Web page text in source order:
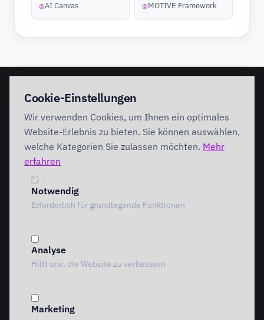
◎AI Canvas ◎MOTIVE Framework
Discovery Workshop
Förderung
INTERVENTION
AI Intervention
AI Governance
Foundation
Performing
Branchenlösungen
Special Governance
AI Canvas
TRIARDIS-Methode
Cookie-Einstellungen
Wir verwenden Cookies, um Ihnen ein optimales
Website-Erlebnis zu bieten. Sie können auswählen,
welche Kategorien Sie zulassen möchten. Mehr
erfahren
Notwendig
Erforderlich für grundlegende Funktionen
Analyse
Hilft uns, die Website zu verbessern
Marketing